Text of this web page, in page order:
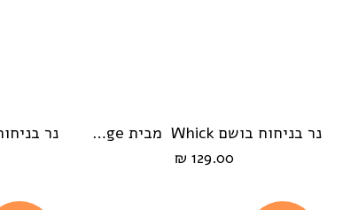
הוספה לעגלה נר בניחוח בושם Whick מבית Amber Rouge
129.00 ₪